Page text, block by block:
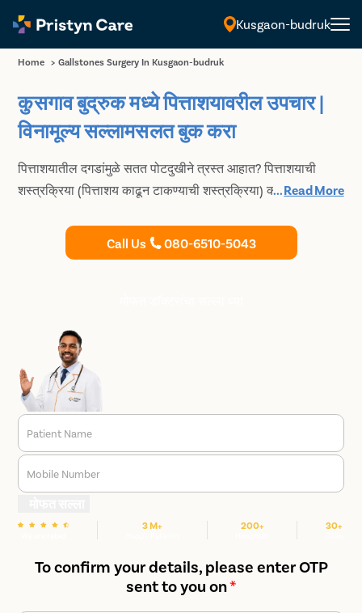
Kusgaon-budruk
Home > Gallstones Surgery In Kusgaon-budruk
कुसगाव बुद्रुक मध्ये पित्ताशयावरील उपचार |
विनामूल्य सल्लामसलत बुक करा
पित्ताशयातील दगडांमुळे सतत पोटदुखीने त्रस्त आहात? पित्ताशयाची
शस्त्रक्रिया (पित्ताशय काढून टाकण्याची शस्त्रक्रिया) करण्यासाठी
प्रिस्टिन केअर येथे कुसगाव बुद्रुक मधील तज्ञ आणि अत्यंत अनुभवी
जनरल सर्जनचा सल्ला घ्या.
...Read More
Call Us 080-6510-5043
Patient Name
Mobile Number
3 M+ 200+ 30+
To confirm your details, please enter OTP
sent to you on*